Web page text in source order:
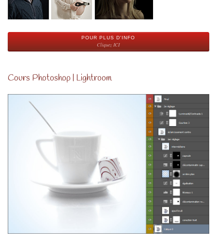
POUR PLUS D'INFO
Cliquez ICI
Cours Photoshop | Lightroom